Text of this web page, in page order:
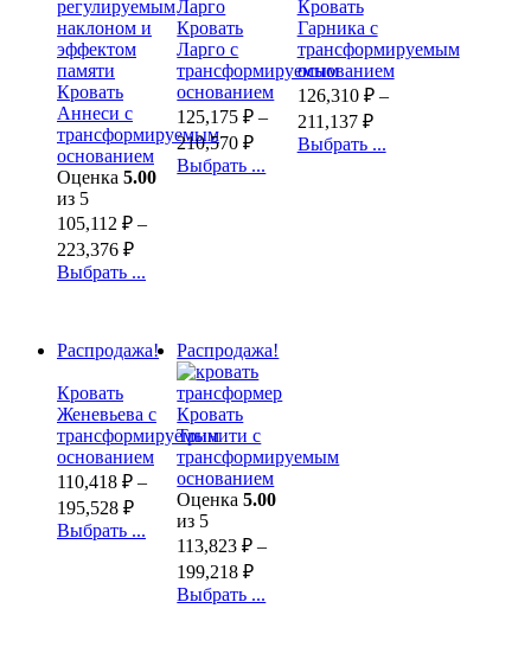
Кровать
Аннеси с
трансформируемым
основанием
Оценка 5.00
из 5
105,112 ₽ –
223,376 ₽
Выбрать ...
Кровать
Ларго с
трансформируемым
основанием
125,175₽ –
210,570₽
Выбрать ...
Кровать
Гарника с
трансформируемым
основанием
126,310 ₽–
211,137 ₽
Выбрать ...
Распродажа!
Кровать
Женевьева с
трансформируемым
основанием
110,418 ₽ –
195,528 ₽
Выбрать ...
Распродажа!
Кровать
Тринити с
трансформируемым
основанием
Оценка5.00
из 5
113,823₽ –
199,218₽
Выбрать ...